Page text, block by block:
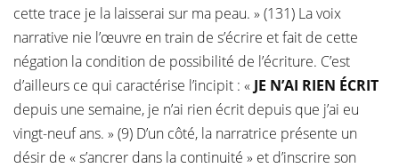
cette trace je la laisserai sur ma peau. » (131) La voix
narrative nie l’œuvre en train de s’écrire et fait de cette
négation la condition de possibilité de l’écriture. C’est
d’ailleurs ce qui caractérise l’incipit : « JE N’AI RIEN ÉCRIT
depuis une semaine, je n’ai rien écrit depuis que j’ai eu
vingt-neuf ans. » (9) D’un côté, la narratrice présente un
désir de « s’ancrer dans la continuité » et d’inscrire son